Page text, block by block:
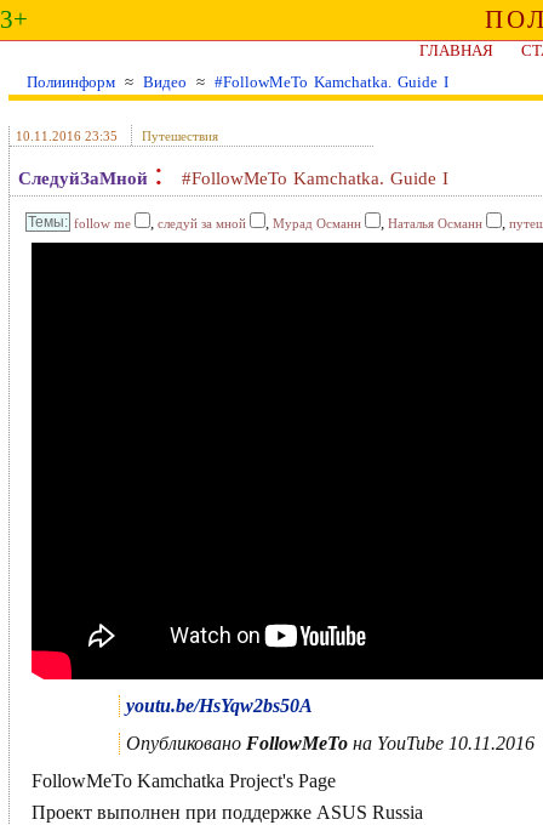
3+
ГЛАВНАЯ
Полиинформ ≈ Видео ≈ #FollowMeTo Kamchatka. Guide I
10.11.2016 23:35 Путешествия
СледуйЗаМной : #FollowMeTo Kamchatka. Guide I
follow me , следуй за мной , Мурад Османн , Наталья Османн ,
youtu.be/HsYqw2bs50A
Опубликовано FollowMeTo на YouTube 10.11.2016
FollowMeTo Kamchatka Project's Page
Проект выполнен при поддержке ASUS Russia